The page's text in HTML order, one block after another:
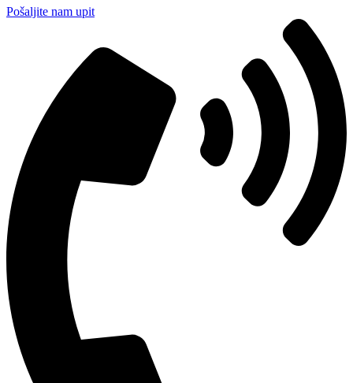
Pošaljite nam upit